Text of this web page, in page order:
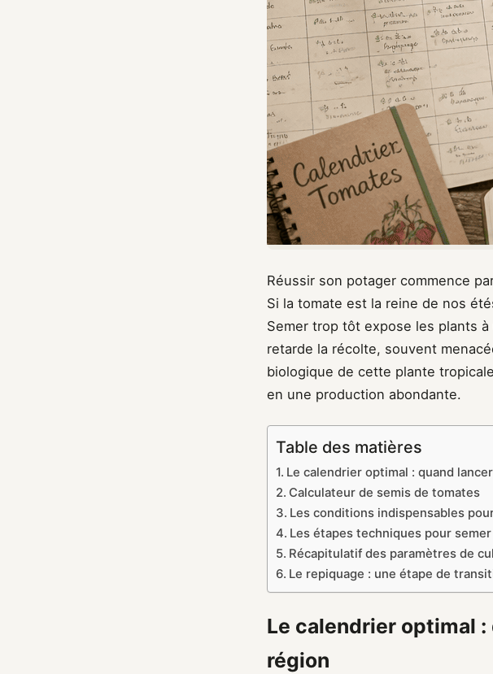
Réussir son potager commence
Si la tomate est la reine de nos
Semer trop tôt expose les plants
retarde la récolte, souvent
biologique de cette plante
en une production abondante.
Table des matières
Le calendrier optimal : quand
Calculateur de semis de tomates
Les conditions indispensables
Les étapes techniques pour
Récapitulatif des paramètres de
Le repiquage : une étape de
Le calendrier optimal
région